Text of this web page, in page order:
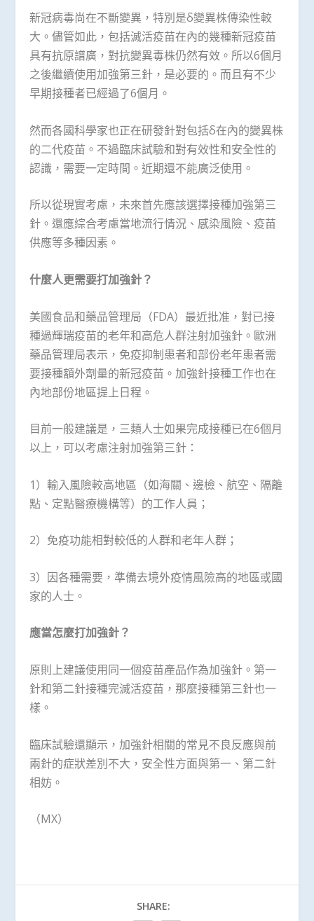
新冠病毒尚在不斷變異，特別是δ變異株傳染性較
大。儘管如此，包括滅活疫苗在內的幾種新冠疫苗
具有抗原譜廣，對抗變異毒株仍然有效。所以6個月
之後繼續使用加強第三針，是必要的。而且有不少
早期接種者已經過了6個月。
然而各國科學家也正在研發針對包括δ在內的變異株
的二代疫苗。不過臨床試驗和對有效性和安全性的
認識，需要一定時間。近期還不能廣泛使用。
所以從現實考慮，未來首先應該選擇接種加強第三
針。還應綜合考慮當地流行情況、感染風險、疫苗
供應等多種因素。
什麼人更需要打加強針？
美國食品和藥品管理局（FDA）最近批准，對已接
種過輝瑞疫苗的老年和高危人群注射加強針。歐洲
藥品管理局表示，免疫抑制患者和部份老年患者需
要接種額外劑量的新冠疫苗。加強針接種工作也在
內地部份地區提上日程。
目前一般建議是，三類人士如果完成接種已在6個月
以上，可以考慮注射加強第三針：
1）輸入風險較高地區（如海關、邊檢、航空、隔離
點、定點醫療機構等）的工作人員；
2）免疫功能相對較低的人群和老年人群；
3）因各種需要，準備去境外疫情風險高的地區或國
家的人士。
應當怎麼打加強針？
原則上建議使用同一個疫苗產品作為加強針。第一
針和第二針接種完滅活疫苗，那麼接種第三針也一
樣。
臨床試驗還顯示，加強針相關的常見不良反應與前
兩針的症狀差別不大，安全性方面與第一、第二針
相妨。
（MX）
SHARE: